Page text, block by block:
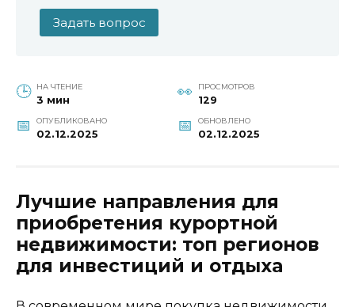
Задать вопрос
НА ЧТЕНИЕ
3 мин
ПРОСМОТРОВ
129
ОПУБЛИКОВАНО
02.12.2025
ОБНОВЛЕНО
02.12.2025
Лучшие направления для
приобретения курортной
недвижимости: топ регионов
для инвестиций и отдыха